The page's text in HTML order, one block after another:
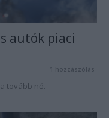
autók piaci
1 hozzászólás
tovább nő.